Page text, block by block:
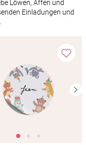
Löwen, Affen und
Einladungen und